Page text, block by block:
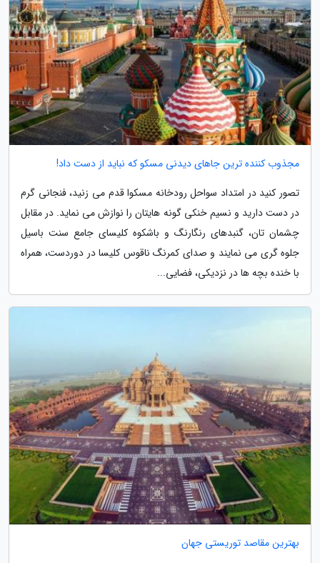
مجذوب کننده ترین جاهای دیدنی مسکو که نباید از دست داد!
تصور کنید در امتداد سواحل رودخانه مسکوا قدم می زنید، فنجانی گرم
در دست دارید و نسیم خنکی گونه هایتان را نوازش می نماید. در مقابل
چشمان تان، گنبدهای رنگارنگ و باشکوه کلیسای جامع سنت باسیل
جلوه گری می نمایند و صدای کمرنگ ناقوس کلیسا در دوردست، همراه
با خنده بچه ها در نزدیکی، فضایی...
بهترین مقاصد توریستی جهان